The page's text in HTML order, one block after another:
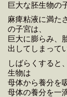
巨大な胚生物の
麻痺粘液に満た
の子宮は、
巨大に膨らみ、
出してしまって
しばらくすると
生物は
母体から養分を
母体の養分を一